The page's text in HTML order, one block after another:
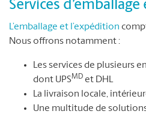
Services
L’emballage et l’expédition
Nous offrons notamment :
Les services de plusieurs
dont UPSMD et DHL
La livraison locale,
Une multitude de